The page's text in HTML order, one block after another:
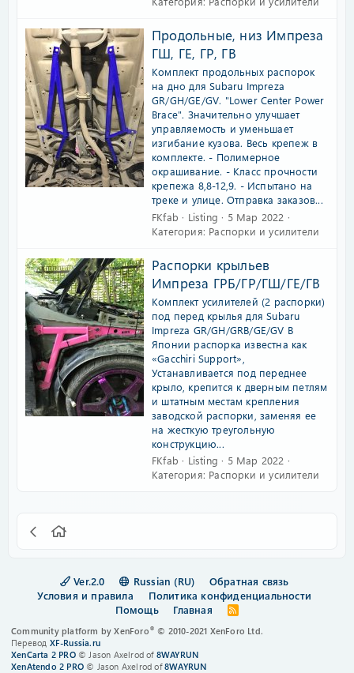
Продольные, низ Импреза
ГШ, ГЕ, ГР, ГВ
Комплект продольных распорок
на дно для Subaru Impreza
GR/GH/GE/GV. "Lower Center Power
Brace". Значительно улучшает
управляемость и уменьшает
изгибание кузова. Весь крепеж в
комплекте. - Полимерное
окрашивание. - Класс прочности
крепежа 8,8-12,9. - Испытано на
треке и улице. Отправка заказов...
FKfab
Listing
5 Мар 2022
Категория: Распорки и усилители
Распорки крыльев
Импреза ГРБ/ГР/ГШ/ГЕ/ГВ
Комплект усилителей (2 распорки)
под перед крылья для Subaru
Impreza GR/GH/GRB/GE/GV В
Японии распорка известна как
«Gacchiri Support»,
Устанавливается под переднее
крыло, крепится к дверным петлям
и штатным местам крепления
заводской распорки, заменяя ее
на жесткую треугольную
конструкцию...
FKfab
Listing
5 Мар 2022
Категория: Распорки и усилители
Ver.2.0 Russian (RU)
Обратная связь
Условия и правила
Политика конфиденциальности
Помощь
Главная
R
S
Community platform by XenForo® © 2010-2021 XenForo Ltd.
Перевод XF-Russia.ru
XenCarta 2 PRO© Jason Axelrod of 8WAYRUN
XenAtendo 2 PRO © Jason Axelrod of8WAYRUN